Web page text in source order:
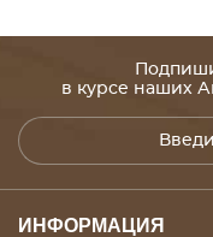
в курсе наших
ИНФОРМАЦИЯ